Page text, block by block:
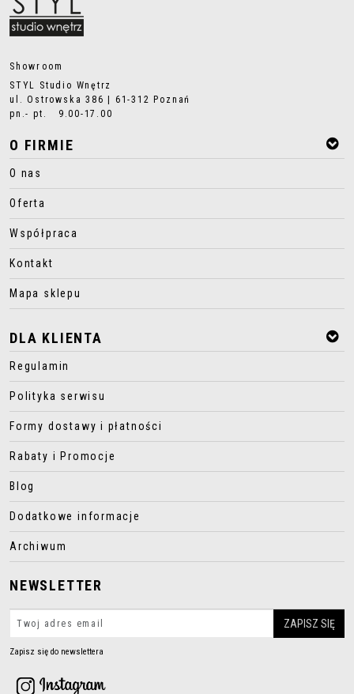
Showroom
STYL Studio Wnętrz
ul. Ostrowska 386 | 61-312 Poznań
pn.- pt. 9.00-17.00
O FIRMIE
O nas
Oferta
Współpraca
Kontakt
Mapa sklepu
DLA KLIENTA
Regulamin
Polityka serwisu
Formy dostawy i płatności
Rabaty i Promocje
Blog
Dodatkowe informacje
Archiwum
NEWSLETTER
Zapisz się do newslettera